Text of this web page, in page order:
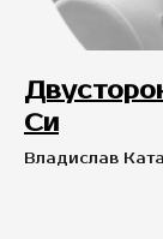
Си
Владислав